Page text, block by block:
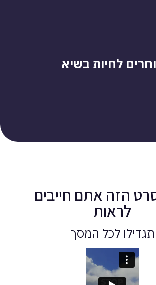
לחיות בשיא
הזה אתם חייבים
לראות
תגדילו לכל המסך